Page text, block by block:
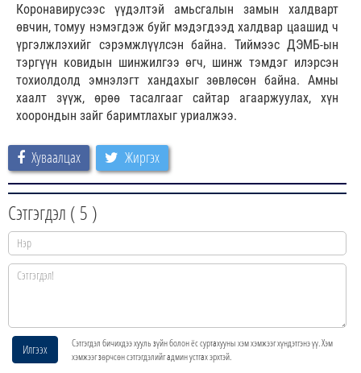
Коронaвирусээс үүдэлтэй амьсгалын замын халдварт
өвчин, томуу нэмэгдэж буйг мэдэгдээд халдвар цаашид ч
үргэлжлэхийг сэрэмжлүүлсэн байна. Тиймээс ДЭМБ-ын
тэргүүн ковидын шинжилгээ өгч, шинж тэмдэг илэрсэн
тохиолдолд эмнэлэгт хандахыг зөвлөсөн байна. Амны
хаалт зүүж, өрөө тасалгааг сайтар агааржуулах, хүн
хоорондын зайг баримтлахыг уриалжээ.
Хуваалцах Жиргэх
Сэтгэгдэл ( 5 )
Илгээх
Сэтгэгдэл бичихдээ хууль зүйн болон ёс суртахууны хэм хэмжээг хүндэтгэнэ үү. Хэм
хэмжээг зөрчсөн сэтгэгдэлийг админ устгах эрхтэй.